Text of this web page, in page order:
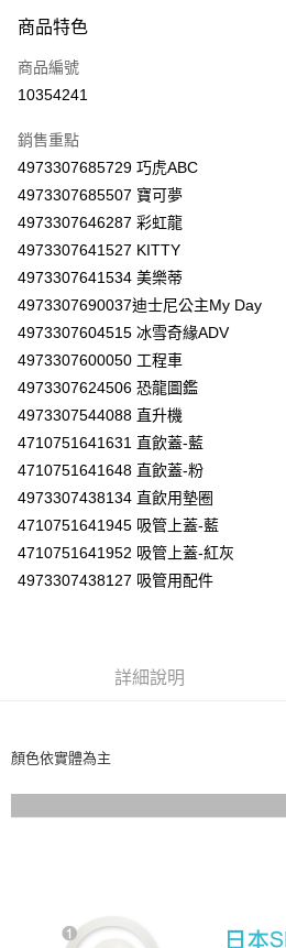
LINE Pay
Apple Pay
悠遊付
Google Pay
AFTEE先享後付
相關說明
【關於「AFTEE先享後付」】
AFTEE先享後付是「在收到商品之後才付款
１．簡單：不需註冊會員、不需綁卡、不需
２．便利：只要手機號碼，簡訊認證，即可
３．安心：先確認商品／服務後，再付款。
【「AFTEE先享後付」結帳流程】
１．於結帳方式選擇「AFTEE先享後付」後
結帳頁面，進行簡訊認證並確認金額後，即
２．訂單成立數日內，您將收到繳費通知簡訊
３．收到繳費通知簡訊後14天內，點擊此簡
ATM／網路銀行／等多元方式進行付款，方
購買商品的店家。未經商家同意取消之訂單
後付繳納相關費用。
２．關於個人資料處理事宜，請瀏覽以下網址
３．未成年的使用者請事先徵得法定代理人
「AFTEE先享後付」，若未經同意申辦者引
４．使用「AFTEE先享後付」時，將依據個
時審查核予不同之上限額度；若仍有額度不
５．嚴禁一人註冊多個帳號或使用他人資訊
恩沛科技股份有限公司將有權停止該用戶之
ATM付款
運送方式
全家取貨付款
每筆NT$60，滿NT$590(含以上)免運費
每筆NT$60，滿NT$590(含以上)免運費
7-11取貨付款
每筆NT$60，滿NT$590(含以上)免運費
商品特色
商品編號
10354241
銷售重點
4973307685729 巧虎ABC
4973307685507 寶可夢
4973307646287 彩虹龍
4973307641527 KITTY
4973307641534 美樂蒂
4973307690037迪士尼公主My Day
4973307604515 冰雪奇緣ADV
4973307600050 工程車
4973307624506 恐龍圖鑑
4973307544088 直升機
4710751641631 直飲蓋-藍
4710751641648 直飲蓋-粉
4973307438134 直飲用墊圈
4710751641945 吸管上蓋-藍
4710751641952 吸管上蓋-紅灰
4973307438127 吸管用配件
詳細說明
顏色依實體為主